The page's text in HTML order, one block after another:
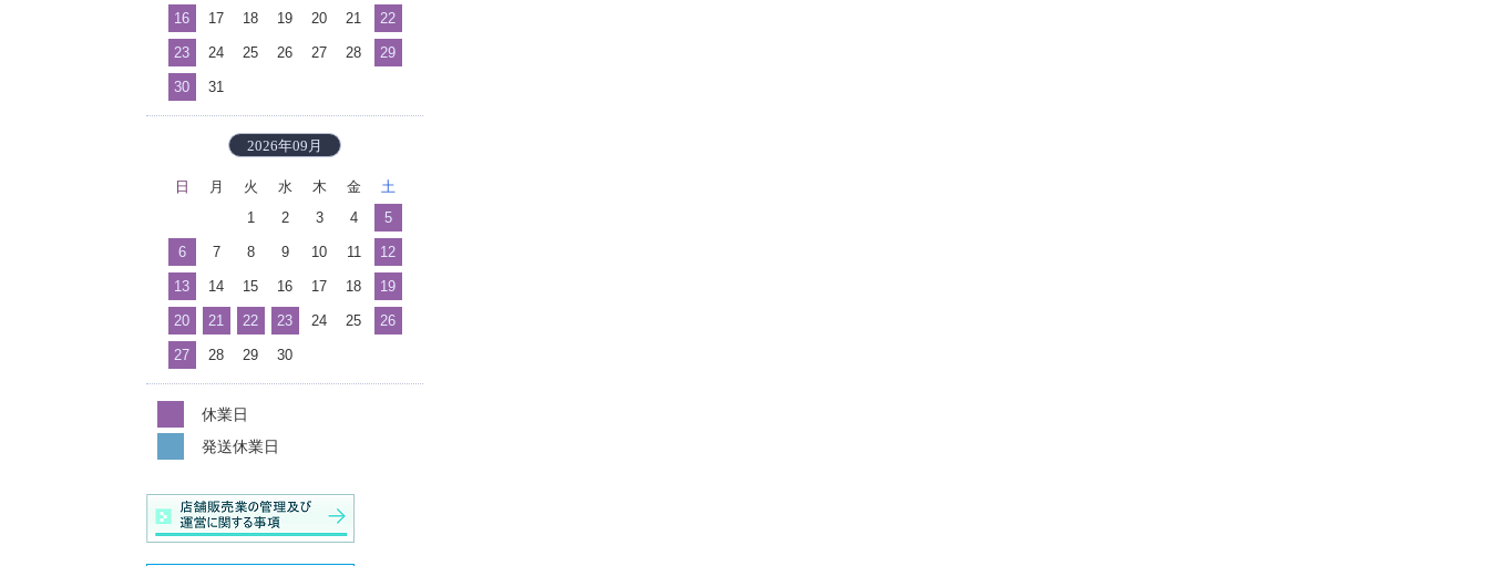
16 17 18 19 20 21 22
23 24 25 26 27 28 29
30 31
2026年09月
日 月 火 水 木 金
土
1
2 3 4 5
6 7 8 9 10 11 12
13 14 15 16 17 18 19
20 21 22 23 24 25 26
27 28 29 30
休業日
発送休業日